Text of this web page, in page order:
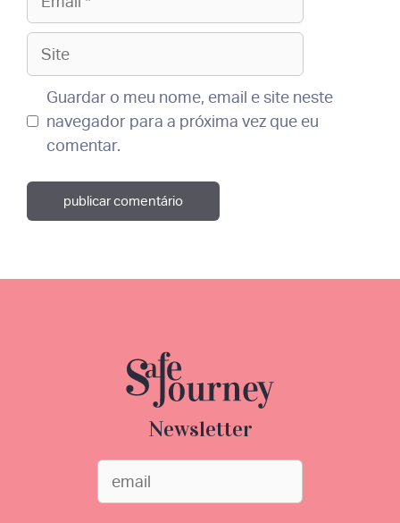
Guardar o meu nome, email e site neste
navegador para a próxima vez que eu
comentar.
Newsletter